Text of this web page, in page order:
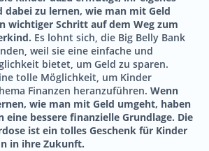
dabei zu lernen, wie man mit Geld
wichtiger Schritt auf dem Weg zum
Es lohnt sich, die Big Belly Bank
weil sie eine einfache und
bietet, um Geld zu sparen.
tolle Möglichkeit, um Kinder
Finanzen heranzuführen. Wenn
wie man mit Geld umgeht, haben
eine bessere finanzielle Grundlage. Die
ist ein tolles Geschenk für Kinder
in ihre Zukunft.